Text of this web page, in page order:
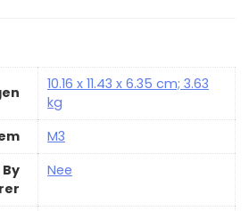
‎10.16 x 11.43 x 6.35 cm; 3.63
kg
‎M3
‎Nee